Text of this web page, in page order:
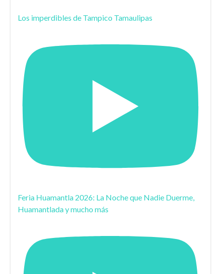
Los imperdibles de Tampico Tamaulipas
Feria Huamantla 2026: La Noche que Nadie Duerme,
Huamantlada y mucho más